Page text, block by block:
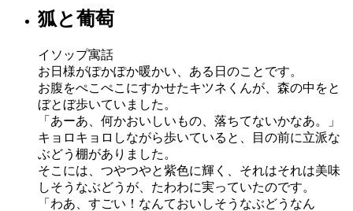
狐と葡萄
イソップ寓話
お日様がぽかぽか暖かい、ある日のことです。
お腹をぺこぺこにすかせたキツネくんが、森の中をと
ぼとぼ歩いていました。
「あーあ、何かおいしいもの、落ちてないかなあ。」
キョロキョロしながら歩いていると、目の前に立派な
ぶどう棚がありました。
そこには、つやつやと紫色に輝く、それはそれは美味
しそうなぶどうが、たわわに実っていたのです。
「わあ、すごい！なんておいしそうなぶどうなん